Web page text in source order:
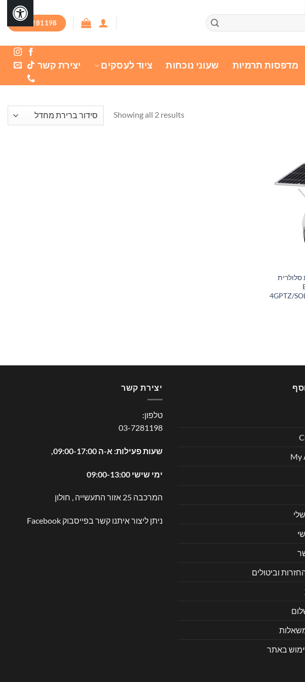
03-7281198
מדפסות תרמיות שעוני נוכחות ציוד לעסקים יצירת קשר
Showing all 2 results
4GPTZ/
My
וביטולים
באתר
יצירת קשר
טלפון:
03-7281198
שעות פעילות: א-ה 09:00-17:00,
ימי שישי 09:00-13:00
המרכבה 25 אזור התעשייה , חולון
ניתן ליצור איתנו קשר בפייסבוק Facebook